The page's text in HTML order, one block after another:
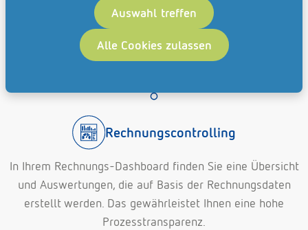
Alle Cookies zulassen
Auswahl treffen
Zahlungsinformationen werden in den Metadaten
Rechnungscontrolling
In Ihrem Rechnungs-Dashboard finden Sie eine Übersicht
und Auswertungen, die auf Basis der Rechnungsdaten
erstellt werden. Das gewährleistet Ihnen eine hohe
Prozesstransparenz.